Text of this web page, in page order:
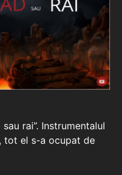
rai”. Instrumentalul
tot el s-a ocupat de